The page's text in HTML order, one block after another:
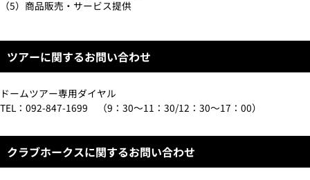
（5）商品販売・サービス提供
ツアーに関するお問い合わせ
ドームツアー専用ダイヤル
TEL：092-847-1699 （9：30～11：30/12：30～17：00）
クラブホークスに関するお問い合わせ